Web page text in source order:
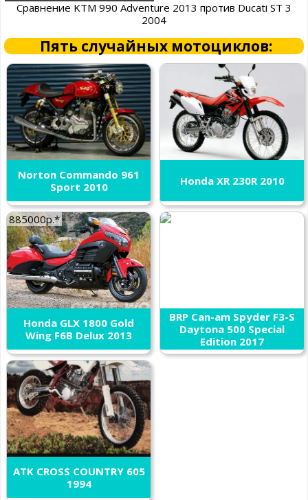
Сравнение KTM 990 Adventure 2013 против Ducati ST 3
2004
Пять случайных мотоциклов:
Norton Commando 961
Sport 2010
Honda XR 230R 2010
885000р.*
Honda GLX 1800 Gold
Wing F6B Delux 2013
BRP Can-am Spyder F3-S
Daytona 500 Special
Edition 2017
ATK CROSS COUNTRY 605
1994